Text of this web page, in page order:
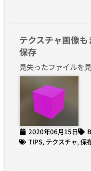
テクスチャ画像
保存
見失ったファイルを
2020年06月15日
TIPS, テクスチャ, 保